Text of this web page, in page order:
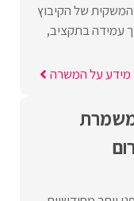
של הקיבוץ
עמידה בתקציב,
מידע על המשרה